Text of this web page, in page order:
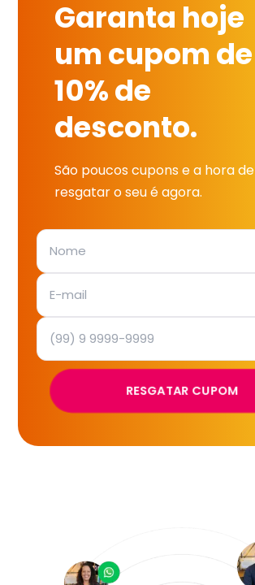
Garanta hoje
um cupom de
10% de
desconto.
São poucos cupons e a hora de
resgatar o seu é agora.
RESGATAR CUPOM